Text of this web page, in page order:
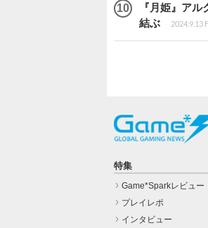
『月姫』ア
結ぶ
2024.9.13
特集
Game*Sparkレビュー
プレイレポ
インタビュー